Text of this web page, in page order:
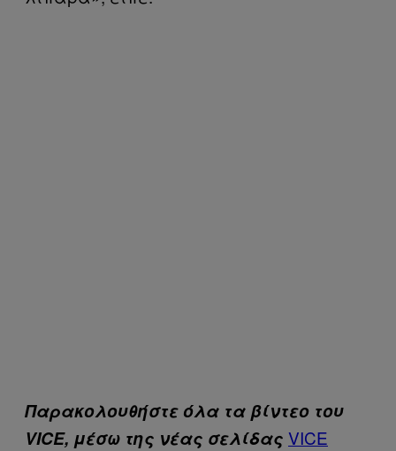
Παρακολουθήστε όλα τα βίντεo του
VICE, μέσω της νέας σελίδας VICE